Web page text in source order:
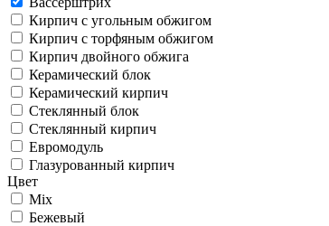
Кирпич с угольным обжигом
Кирпич с торфяным обжигом
Кирпич двойного обжига
Керамический блок
Керамический кирпич
Стеклянный блок
Стеклянный кирпич
Евромодуль
Глазурованный кирпич
Цвет
Mix
Бежевый